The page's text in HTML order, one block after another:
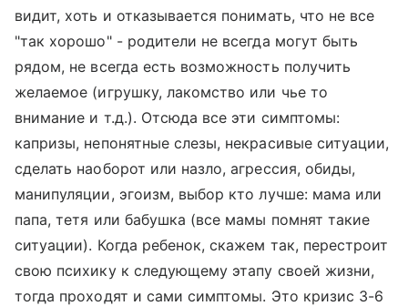
видит, хоть и отказывается понимать, что не все
"так хорошо" - родители не всегда могут быть
рядом, не всегда есть возможность получить
желаемое (игрушку, лакомство или чье то
внимание и т.д.). Отсюда все эти симптомы:
капризы, непонятные слезы, некрасивые ситуации,
сделать наоборот или назло, агрессия, обиды,
манипуляции, эгоизм, выбор кто лучше: мама или
папа, тетя или бабушка (все мамы помнят такие
ситуации). Когда ребенок, скажем так, перестроит
свою психику к следующему этапу своей жизни,
тогда проходят и сами симптомы. Это кризис 3-6